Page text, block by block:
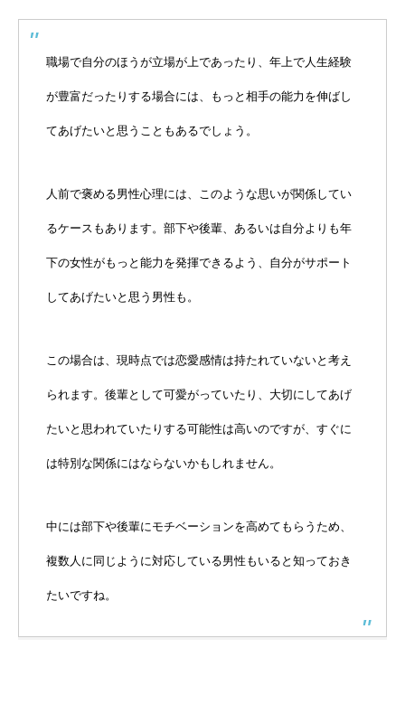
職場で自分のほうが立場が上であったり、年上で人生経験
が豊富だったりする場合には、もっと相手の能力を伸ばし
てあげたいと思うこともあるでしょう。
人前で褒める男性心理には、このような思いが関係してい
るケースもあります。部下や後輩、あるいは自分よりも年
下の女性がもっと能力を発揮できるよう、自分がサポート
してあげたいと思う男性も。
この場合は、現時点では恋愛感情は持たれていないと考え
られます。後輩として可愛がっていたり、大切にしてあげ
たいと思われていたりする可能性は高いのですが、すぐに
は特別な関係にはならないかもしれません。
中には部下や後輩にモチベーションを高めてもらうため、
複数人に同じように対応している男性もいると知っておき
たいですね。